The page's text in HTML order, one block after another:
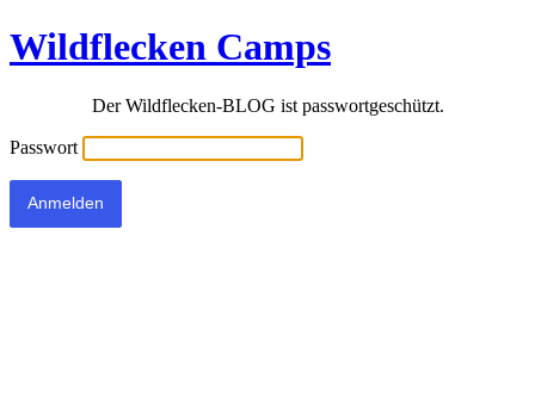
Wildflecken Camps
Der Wildflecken-BLOG ist passwortgeschützt.
Passwort